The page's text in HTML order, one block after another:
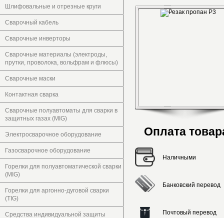
Шлифовальные и отрезные круги
Сварочный кабель
Сварочные инверторы
Сварочные материалы (электроды,
прутки, проволока, вольфрам и флюсы)
Сварочные маски
Контактная сварка
Сварочные полуавтоматы для сварки в
защитных газах (MIG)
Электросварочное оборудование
Газосварочное оборудование
Горелки для полуавтоматической сварки
(MIG)
Горелки для аргонно-дуговой сварки
(TIG)
Средства индивидуальной защиты
Оплата
Наличными
Банковский перевод
Почтовый перевод